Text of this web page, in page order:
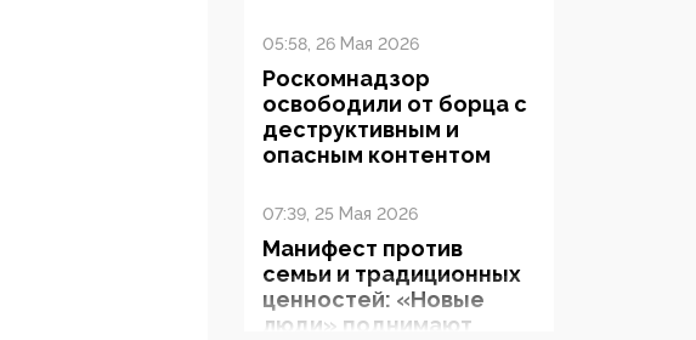
05:58, 26 Мая 2026
Роскомнадзор
освободили от борца с
деструктивным и
опасным контентом
07:39, 25 Мая 2026
Манифест против
семьи и традиционных
ценностей: «Новые
люди» поднимают